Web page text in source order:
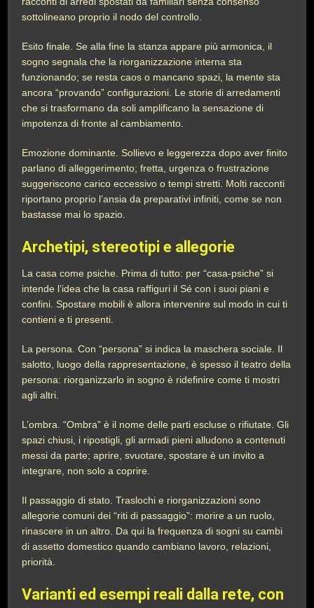
sottolineano proprio il nodo del controllo.
Esito finale. Se alla fine la stanza appare più armonica, il
sogno segnala che la riorganizzazione interna sta
funzionando; se resta caos o mancano spazi, la mente sta
ancora “provando” configurazioni. Le storie di arredamenti
che si trasformano da soli amplificano la sensazione di
impotenza di fronte al cambiamento.
Emozione dominante. Sollievo e leggerezza dopo aver finito
parlano di alleggerimento; fretta, urgenza o frustrazione
suggeriscono carico eccessivo o tempi stretti. Molti racconti
riportano proprio l’ansia da preparativi infiniti, come se non
bastasse mai lo spazio.
Archetipi, stereotipi e allegorie
La casa come psiche. Prima di tutto: per “casa-psiche” si
intende l’idea che la casa raffiguri il Sé con i suoi piani e
confini. Spostare mobili è allora intervenire sul modo in cui ti
contieni e ti presenti.
La persona. Con “persona” si indica la maschera sociale. Il
salotto, luogo della rappresentazione, è spesso il teatro della
persona: riorganizzarlo in sogno è ridefinire come ti mostri
agli altri.
L’ombra. “Ombra” è il nome delle parti escluse o rifiutate. Gli
spazi chiusi, i ripostigli, gli armadi pieni alludono a contenuti
messi da parte; aprire, svuotare, spostare è un invito a
integrare, non solo a coprire.
Il passaggio di stato. Traslochi e riorganizzazioni sono
allegorie comuni dei “riti di passaggio”: morire a un ruolo,
rinascere in un altro. Da qui la frequenza di sogni su cambi
di assetto domestico quando cambiano lavoro, relazioni,
priorità.
Varianti ed esempi reali dalla rete, con